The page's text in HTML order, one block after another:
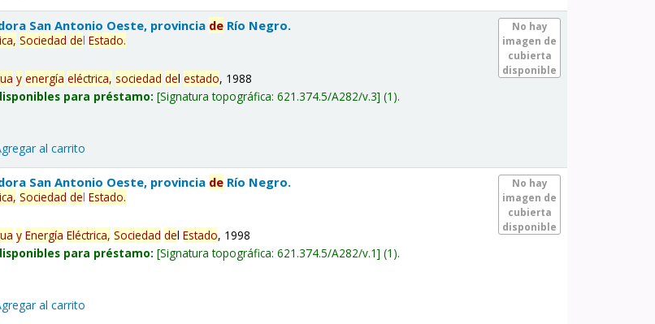
No hay
imagen de
cubierta
disponible
San Antonio Oeste, provincia de Río Negro.
Sociedad delEstado.
y energía eléctrica, sociedad delestado, 1988
para préstamo: Signatura topográfica:621.374.5/A282/v.3 (1).
al carrito
No hay
imagen de
cubierta
disponible
San Antonio Oeste, provincia de Río Negro.
Sociedad delEstado.
y Energía Eléctrica, Sociedad delEstado, 1998
para préstamo: Signatura topográfica:621.374.5/A282/v.1 (1).
al carrito